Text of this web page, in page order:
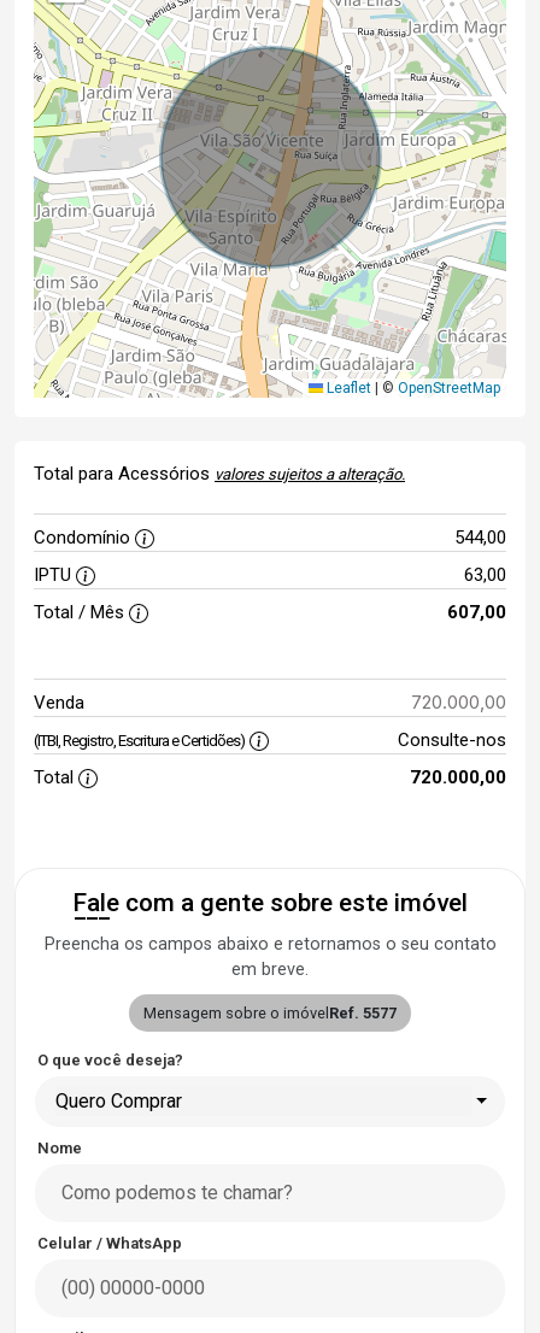
Leaflet © OpenStreetMap
Total para Acessórios valores sujeitos a alteração.
Condomínio
544,00
IPTU
63,00
Total / Mês
607,00
Venda 720.000,00
(ITBI, Registro, Escritura e Certidões)
Consulte-nos
Total
720.000,00
Fale com a gente sobre este imóvel
Preencha os campos abaixo e retornamos o seu contato
em breve.
Mensagem sobre o imóvel Ref. 5577
O que você deseja?
Quero Comprar
Nome
Celular / WhatsApp